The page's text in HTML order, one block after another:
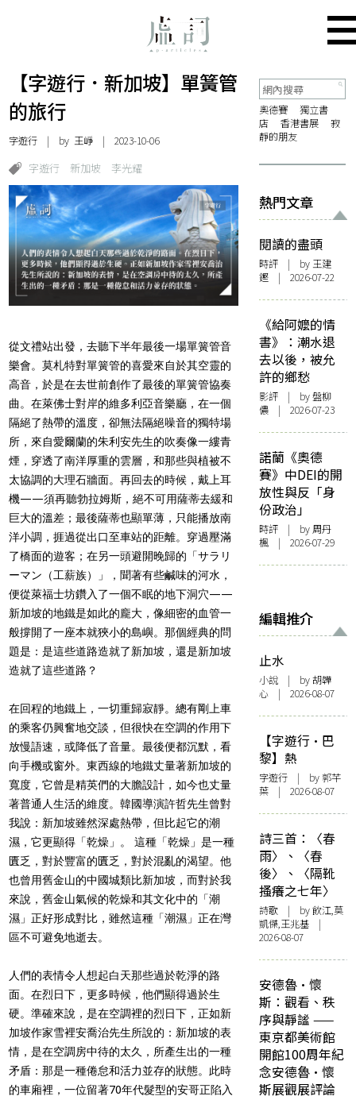
【字遊行．新加坡】單簧管
的旅行
字遊行 | by 王崢 | 2023-10-06
字遊行 新加坡 李光耀
從文禮站出發，去聽下半年最後一場單簧管音
樂會。莫札特對單簧管的喜愛來自於其空靈的
高音，於是在去世前創作了最後的單簧管協奏
曲。在萊佛士對岸的維多利亞音樂廳，在一個
隔絕了熱帶的溫度，卻無法隔絕噪音的獨特場
所，來自愛爾蘭的朱利安先生的吹奏像一縷青
煙，穿透了南洋厚重的雲層，和那些與植被不
太協調的大理石牆面。再回去的時候，戴上耳
機——須再聽勃拉姆斯，絕不可用薩蒂去緩和
巨大的溫差；最後薩蒂也顯單薄，只能播放南
洋小調，捱過從出口至車站的距離。穿過壓滿
了橋面的遊客；在另一頭避開晚歸的「サラリ
ーマン（工薪族）」，聞著有些鹹味的河水，
便從萊福士坊鑽入了一個不眠的地下洞穴——
新加坡的地鐵是如此的龐大，像細密的血管一
般撐開了一座本就狹小的島嶼。那個經典的問
題是：是這些道路造就了新加坡，還是新加坡
造就了這些道路？
在回程的地鐵上，一切重歸寂靜。總有剛上車
的乘客仍興奮地交談，但很快在空調的作用下
放慢語速，或降低了音量。最後便都沉默，看
向手機或窗外。東西線的地鐵丈量著新加坡的
寬度，它曾是精英們的大膽設計，如今也丈量
著普通人生活的維度。韓國導演許哲先生曾對
我說：新加坡雖然深處熱帶，但比起它的潮
濕，它更顯得「乾燥」。 這種「乾燥」是一種
匱乏，對於豐富的匱乏，對於混亂的渴望。他
也曾用舊金山的中國城類比新加坡，而對於我
來說，舊金山氣候的乾燥和其文化中的「潮
濕」正好形成對比，雖然這種「潮濕」正在灣
區不可避免地逝去。
人們的表情令人想起白天那些過於乾淨的路
面。在烈日下，更多時候，他們顯得過於生
硬。準確來說，是在空調裡的烈日下，正如新
加坡作家雪裡安喬治先生所說的：新加坡的表
情，是在空調房中待的太久，所產生出的一種
矛盾：那是一種倦怠和活力並存的狀態。此時
的車廂裡，一位留著70年代髮型的安哥正陷入
奧德賽
獨立書
店
香港書展
寂
靜的朋友
熱門文章
閱讀的盡頭
時評 | by 王建
鏗 | 2026-07-22
《給阿嬤的情
書》：潮水退
去以後，被允
許的鄉愁
影評 | by 盤柳
儂 | 2026-07-23
諾蘭《奧德
賽》中DEI的開
放性與反「身
份政治」
時評 | by周丹
楓 | 2026-07-29
編輯推介
止水
小說 | by 胡韡
心 | 2026-08-07
【字遊行·巴
黎】熱
字遊行 | by 郭芊
葉 | 2026-08-07
詩三首：〈春
雨〉、〈春
後〉、〈隔靴
搔癢之七年〉
詩歌 | by 飲江,莫
凱傑,王兆基 |
2026-08-07
安德魯·懷
斯：觀看、秩
序與靜謐 ——
東京都美術館
開館100周年紀
念安德魯·懷
斯展觀展評論